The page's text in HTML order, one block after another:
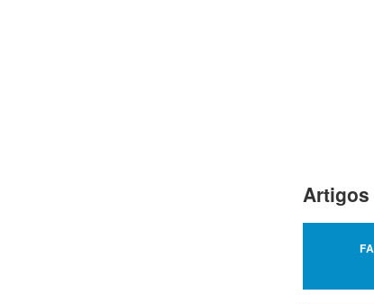
Artigos